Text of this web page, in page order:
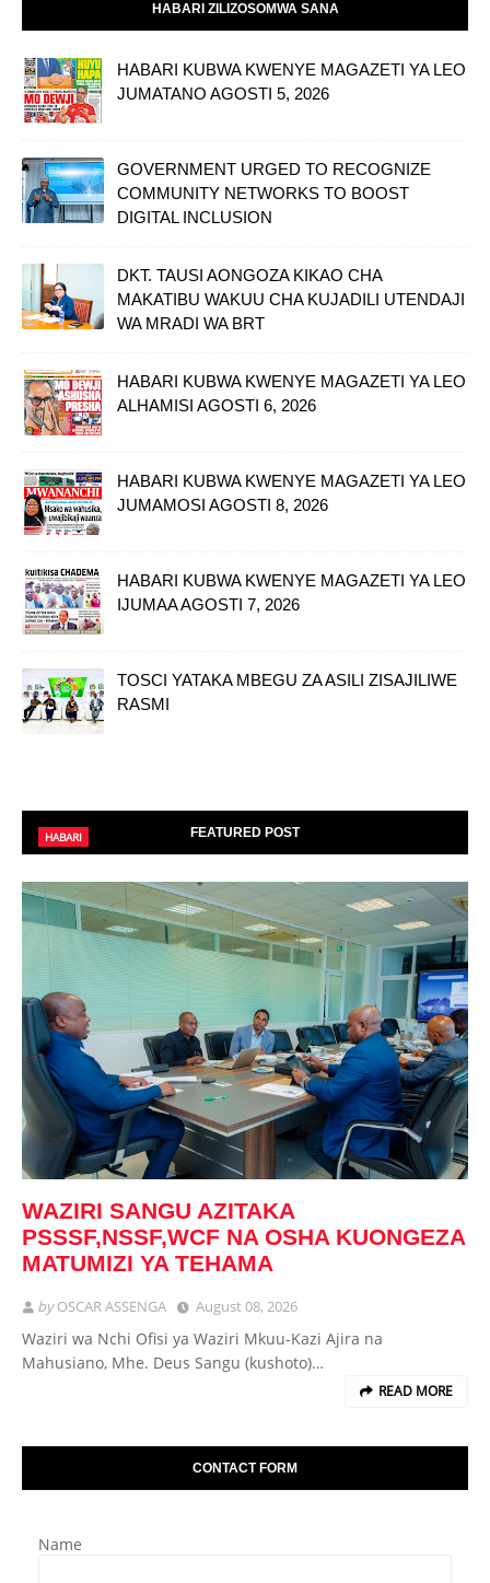
HABARI ZILIZOSOMWA SANA
HABARI KUBWA KWENYE MAGAZETI YA LEO
JUMATANO AGOSTI 5, 2026
GOVERNMENT URGED TO RECOGNIZE
COMMUNITY NETWORKS TO BOOST
DIGITAL INCLUSION
DKT. TAUSI AONGOZA KIKAO CHA
MAKATIBU WAKUU CHA KUJADILI UTENDAJI
WA MRADI WA BRT
HABARI KUBWA KWENYE MAGAZETI YA LEO
ALHAMISI AGOSTI 6, 2026
HABARI KUBWA KWENYE MAGAZETI YA LEO
JUMAMOSI AGOSTI 8, 2026
HABARI KUBWA KWENYE MAGAZETI YA LEO
IJUMAA AGOSTI 7, 2026
TOSCI YATAKA MBEGU ZA ASILI ZISAJILIWE
RASMI
FEATURED POST
HABARI
WAZIRI SANGU AZITAKA
PSSSF,NSSF,WCF NA OSHA KUONGEZA
MATUMIZI YA TEHAMA
byOSCAR ASSENGA August 08, 2026
Waziri wa Nchi Ofisi ya Waziri Mkuu-Kazi Ajira na
Mahusiano, Mhe. Deus Sangu (kushoto)…
READ MORE
CONTACT FORM
Name